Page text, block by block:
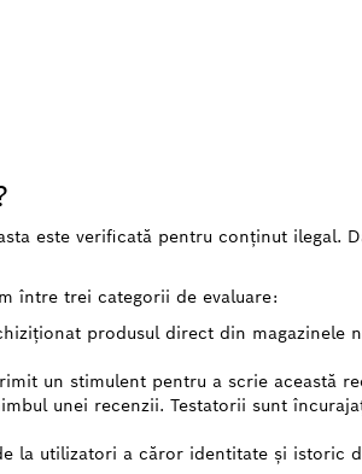
este verificată pentru conținut ilegal.
între trei categorii de evaluare:
produsul direct din
un stimulent pentru a scrie această
unei recenzii. Testatorii sunt
la utilizatori a căror identitate și istoric